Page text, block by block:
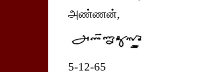
அண்ணன்,
5-12-65